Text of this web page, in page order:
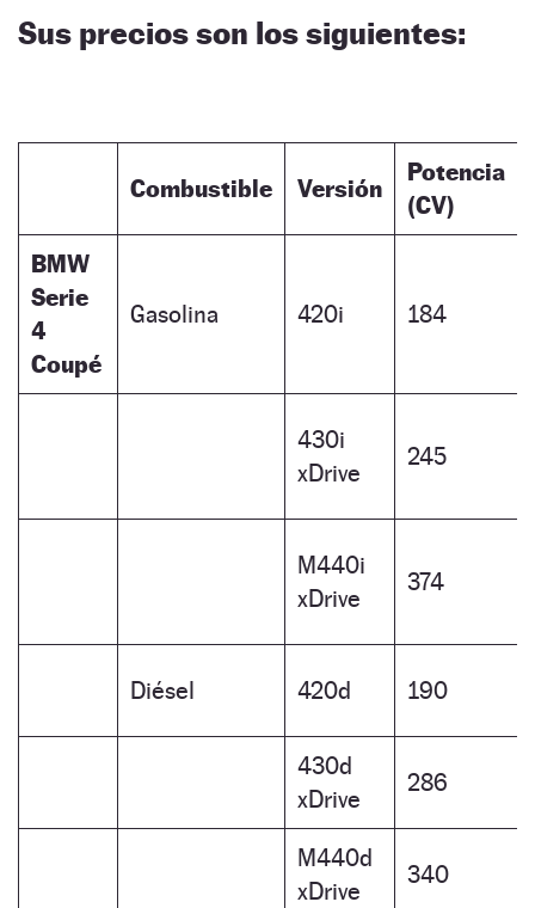
Sus precios son los siguientes:
Combustible Versión
Potencia
(CV)
BMW
Serie
4
Coupé
Gasolina 420i 184
430i
xDrive
245
M440i
xDrive
374
Diésel 420d 190
430d
xDrive
286
M440d
xDrive
340